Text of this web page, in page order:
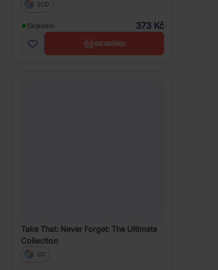
2CD
Skladem 373 Kč
DO KOŠÍKU
Take That: Never Forget: The Ultimate
Collection
CD